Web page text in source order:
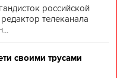
российской
телеканала
своими трусами